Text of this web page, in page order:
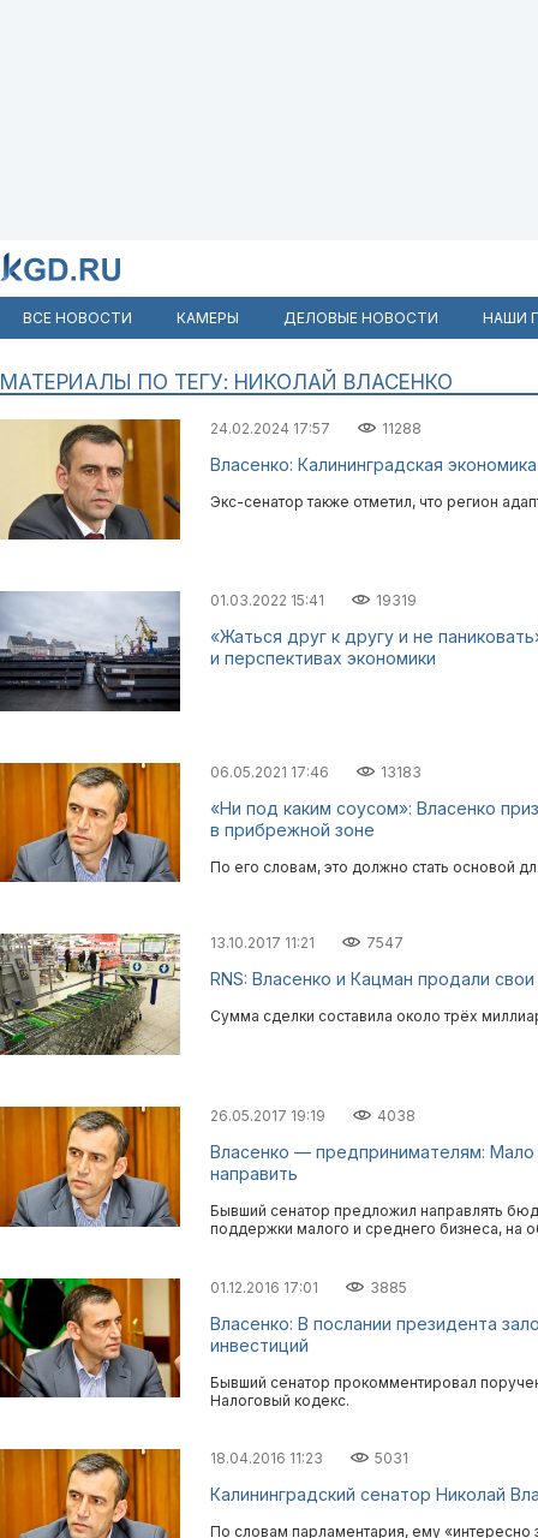
ВСЕ НОВОСТИ КАМЕРЫ ДЕЛОВЫЕ НОВОСТИ НАШИ
МАТЕРИАЛЫ ПО ТЕГУ: НИКОЛАЙ ВЛАСЕНКО
24.02.2024 17:57 11288
Власенко: Калининградская
Экс-сенатор также отметил, что регион
01.03.2022 15:41 19319
«Жаться друг к другу и не
и перспективах экономики
06.05.2021 17:46 13183
«Ни под каким соусом»: Власенко
в прибрежной зоне
По его словам, это должно стать основой
13.10.2017 11:21 7547
RNS: Власенко и Кацман продали
Сумма сделки составила около трёх
26.05.2017 19:19 4038
Власенко — предпринимателям: Мало
направить
Бывший сенатор предложил направлять
поддержки малого и среднего бизнеса, на
01.12.2016 17:01 3885
Власенко: В послании президента
инвестиций
Бывший сенатор прокомментировал
Налоговый кодекс.
18.04.2016 11:23 5031
Калининградский сенатор Николай
По словам парламентария, ему «интересно